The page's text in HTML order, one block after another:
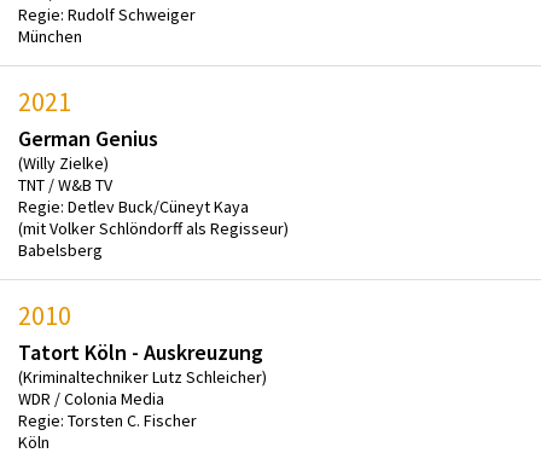
Regie: Rudolf Schweiger
München
2021
German Genius
(Willy Zielke)
TNT / W&B TV
Regie: Detlev Buck/Cüneyt Kaya
(mit Volker Schlöndorff als Regisseur)
Babelsberg
2010
Tatort Köln - Auskreuzung
(Kriminaltechniker Lutz Schleicher)
WDR / Colonia Media
Regie: Torsten C. Fischer
Köln